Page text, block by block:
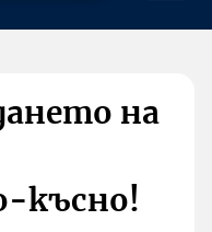
на
късно!